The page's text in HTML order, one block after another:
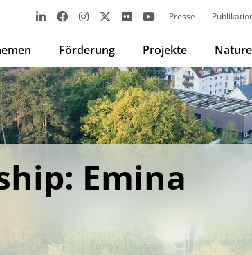
Presse
Förderung Projekte
Emina